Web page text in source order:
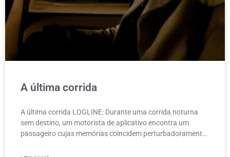
A última corrida
A última corrida LOGLINE: Durante uma corrida noturna
sem destino, um motorista de aplicativo encontra um
passageiro cujas memórias coincidem perturbadoramente